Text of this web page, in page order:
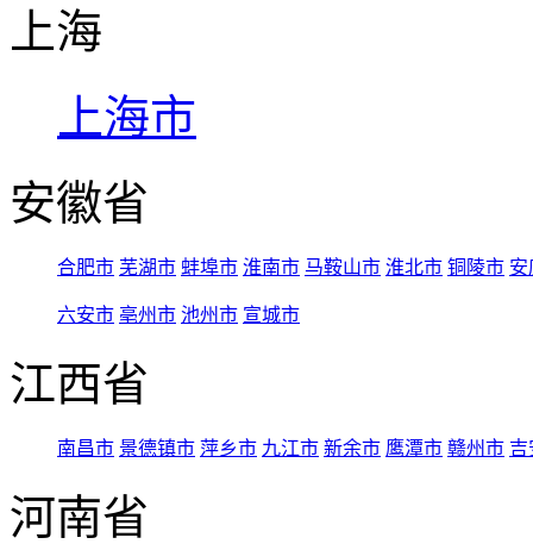
上海
上海市
安徽省
合肥市 芜湖市 蚌埠市 淮南市 马鞍山市 淮北市 铜陵市 安
六安市 亳州市 池州市 宣城市
江西省
南昌市 景德镇市 萍乡市 九江市 新余市 鹰潭市 赣州市 吉
河南省